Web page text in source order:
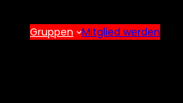
Gruppen Mitglied werden